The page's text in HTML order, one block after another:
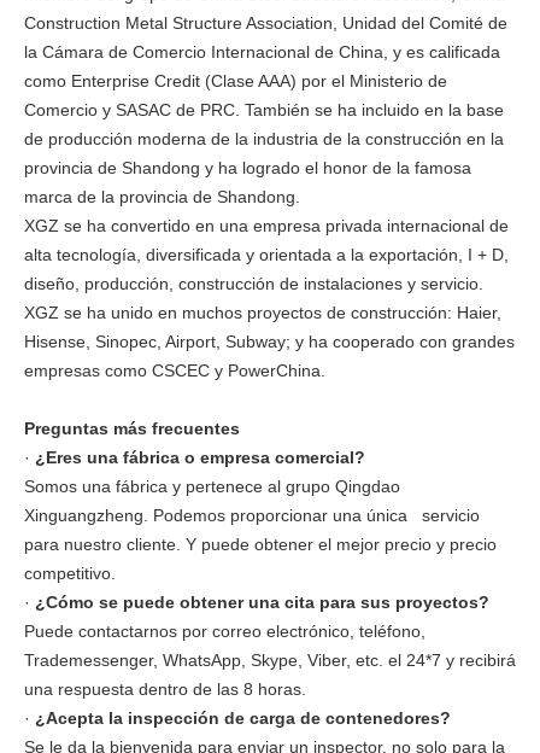
Construction Metal Structure Association, Unidad del Comité de
la Cámara de Comercio Internacional de China, y es calificada
como Enterprise Credit (Clase AAA) por el Ministerio de
Comercio y SASAC de PRC. También se ha incluido en la base
de producción moderna de la industria de la construcción en la
provincia de Shandong y ha logrado el honor de la famosa
marca de la provincia de Shandong.
XGZ se ha convertido en una empresa privada internacional de
alta tecnología, diversificada y orientada a la exportación, I + D,
diseño, producción, construcción de instalaciones y servicio.
XGZ se ha unido en muchos proyectos de construcción: Haier,
Hisense, Sinopec, Airport, Subway; y ha cooperado con grandes
empresas como CSCEC y PowerChina.
Preguntas más frecuentes
· ¿Eres una fábrica o empresa comercial?
Somos una fábrica y pertenece al grupo Qingdao
Xinguangzheng. Podemos proporcionar una única servicio
para nuestro cliente. Y puede obtener el mejor precio y precio
competitivo.
· ¿Cómo se puede obtener una cita para sus proyectos?
Puede contactarnos por correo electrónico, teléfono,
Trademessenger, WhatsApp, Skype, Viber, etc. el 24*7 y recibirá
una respuesta dentro de las 8 horas.
· ¿Acepta la inspección de carga de contenedores?
Se le da la bienvenida para enviar un inspector, no solo para la